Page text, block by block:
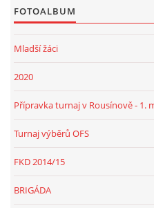
© 2026
FOTOALBUM
Mladší žáci
2020
Přípravka turnaj v Rousínově - 1.
Turnaj výběrů OFS
FKD 2014/15
BRIGÁDA